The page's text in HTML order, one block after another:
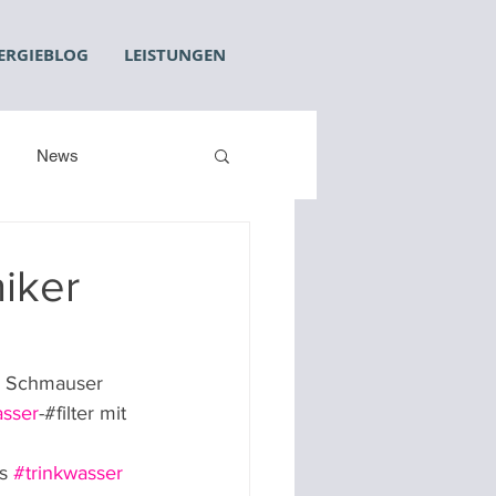
LEISTUNGEN
News
Schmauser
-#filter mit
#trinkwasser